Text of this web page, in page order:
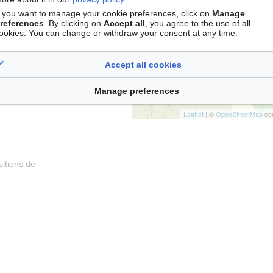
Leaflet | ©OpenStreetMap
de
you want to manage your cookie preferences, click on Manage
. By clicking on Accept all , you agree to the use of all
You can change or withdraw your consent at any time.
Accept all cookies
Manage preferences